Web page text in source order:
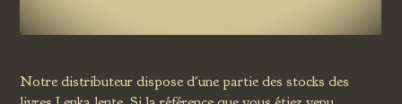
Notre distributeur dispose d'une partie des stocks des